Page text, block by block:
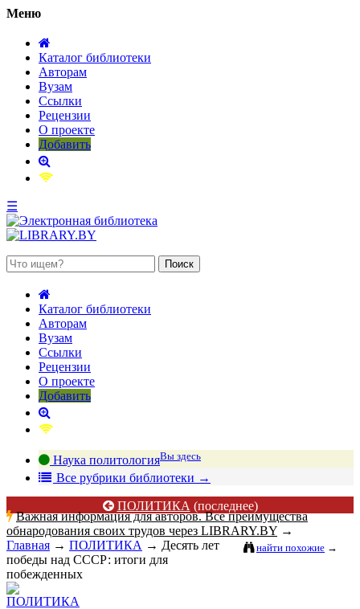
Меню
Каталог библиотеки
Авторам
Вузам
Ссылки
Рецензии
О проекте
Добавить
☰
Каталог библиотеки
Авторам
Вузам
Ссылки
Рецензии
О проекте
Добавить
Наука политологияВы здесь
Все рубрики библиотеки →
ПОЛИТИКА (последнее)
Важная информация для авторов. Все преимущества
обнародования своих трудов через LIBRARY.BY →
найти похожие →
Главная → ПОЛИТИКА → Десять лет
победы над СССР: итоги для
побежденных